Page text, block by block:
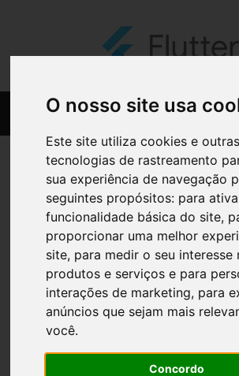
O nosso site usa
Este site utiliza cookies e outras
tecnologias de rastreamento
sua experiência de navegação
seguintes propósitos: para
funcionalidade básica do site,
proporcionar uma melhor
site, para medir o seu interesse
produtos e serviços e para
interações de marketing, para
anúncios que sejam mais
você.
Concordo